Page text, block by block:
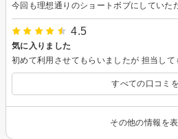
4.5
気に入りました
すべての口コミ
その他の情報を